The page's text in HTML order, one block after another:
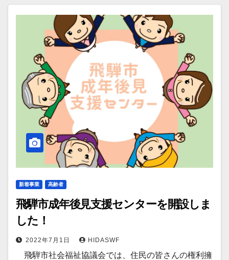
新着事業 高齢者
飛騨市成年後見支援センターを開設しま
した！
2022年7月1日 HIDASWF
飛騨市社会福祉協議会では、住民の皆さんの権利擁